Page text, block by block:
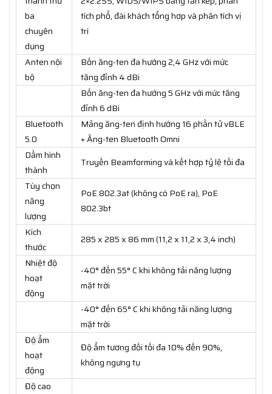
ba
chuyên
dụng
tích phổ, đài khách tổng hợp và phân tích vị
trí
Anten nội
bộ
Bốn ăng-ten đa hướng 2,4 GHz với mức
tăng đỉnh 4 dBi
Bốn ăng-ten đa hướng 5 GHz với mức tăng
đỉnh 6 dBi
Bluetooth
5.0
Mảng ăng-ten định hướng 16 phần tử vBLE
+ Ăng-ten Bluetooth Omni
Dầm hình
thành
Truyền Beamforming và kết hợp tỷ lệ tối đa
Tùy chọn
năng
lượng
PoE 802.3at (không có PoE ra), PoE
802.3bt
Kích
thước
285 x 285 x 86 mm (11,2 x 11,2 x 3,4 inch)
Nhiệt độ
hoạt
động
-40° đến 55° C khi không tải năng lượng
mặt trời
-40° đến 65° C khi không tải năng lượng
mặt trời
Độ ẩm
hoạt
động
Độ ẩm tương đối tối đa 10% đến 90%,
không ngưng tụ
Độ cao